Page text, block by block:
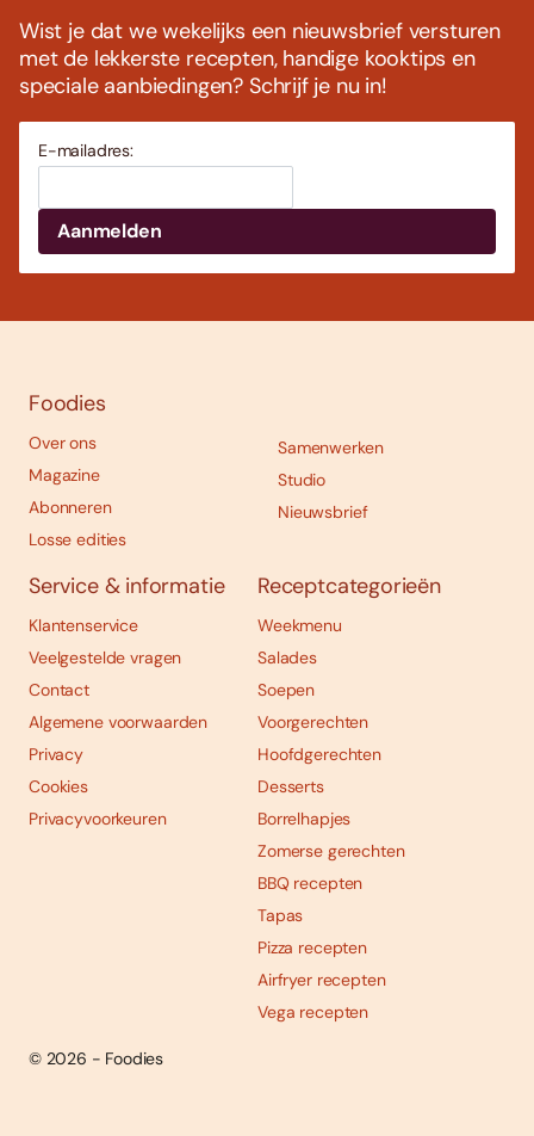
Wist je dat we wekelijks een nieuwsbrief versturen
met de lekkerste recepten, handige kooktips en
speciale aanbiedingen? Schrijf je nu in!
E-mailadres:
Foodies
Over ons
Magazine
Abonneren
Losse edities
Samenwerken
Studio
Nieuwsbrief
Service & informatie
Klantenservice
Veelgestelde vragen
Contact
Algemene voorwaarden
Privacy
Cookies
Privacyvoorkeuren
Receptcategorieën
Weekmenu
Salades
Soepen
Voorgerechten
Hoofdgerechten
Desserts
Borrelhapjes
Zomerse gerechten
BBQ recepten
Tapas
Pizza recepten
Airfryer recepten
Vega recepten
© 2026 - Foodies